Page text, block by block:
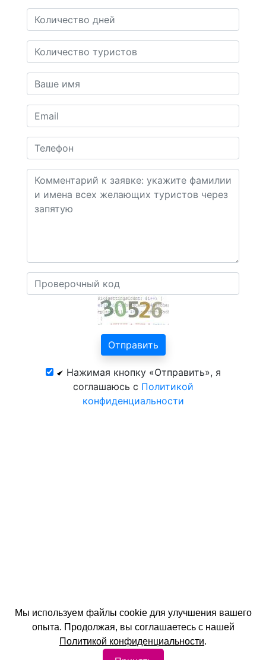
Мы используем файлы cookie для улучшения вашего
опыта. Продолжая, вы соглашаетесь с нашей
Политикой конфиденциальности.
Нажимая кнопку «Отправить», я
соглашаюсь с Политикой
конфиденциальности
© 2026 год. Официальный сайт ЦентрКурорт.
Политика конфиденциальности
Размещение на сайте